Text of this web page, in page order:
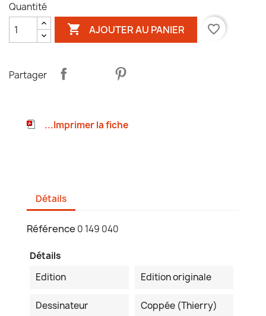
Quantité
 AJOUTER AU PANIER favorite_border
Partager
...Imprimer la fiche
Détails
Référence 0 149 040
Détails
Edition
Edition originale
Dessinateur Coppée (Thierry)